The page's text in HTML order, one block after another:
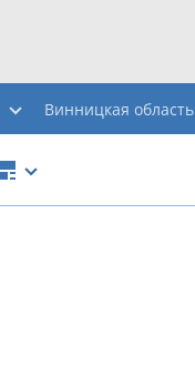
Винницкая область